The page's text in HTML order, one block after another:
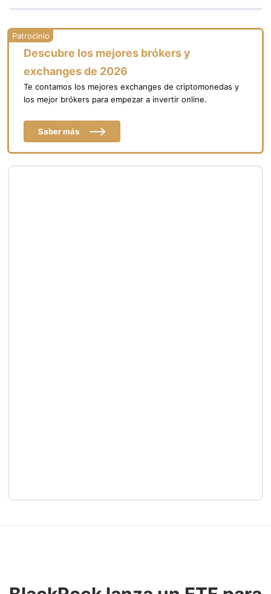
Descubre los mejores brókers y
exchanges de 2026
Te contamos los mejores exchanges de criptomonedas y
los mejor brókers para empezar a invertir online.
Saber más